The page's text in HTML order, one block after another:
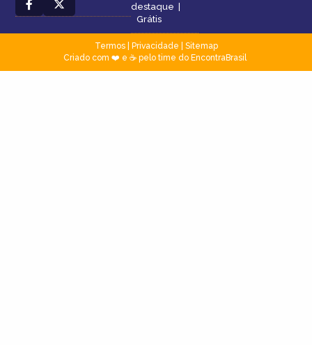
destaque |
Grátis
Termos| Privacidade
Sitemap
Criado com ❤️ e ☕ pelo time do EncontraBrasil